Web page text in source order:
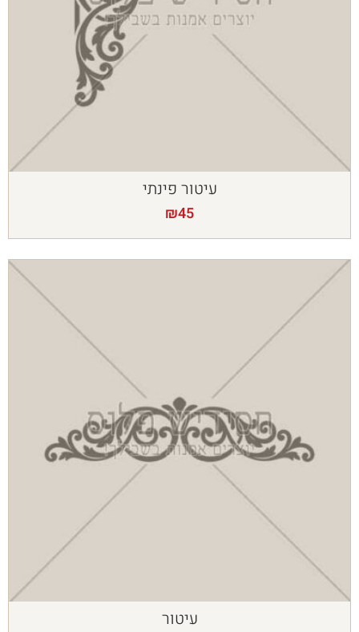
עיטור פינתי
₪45
עיטור